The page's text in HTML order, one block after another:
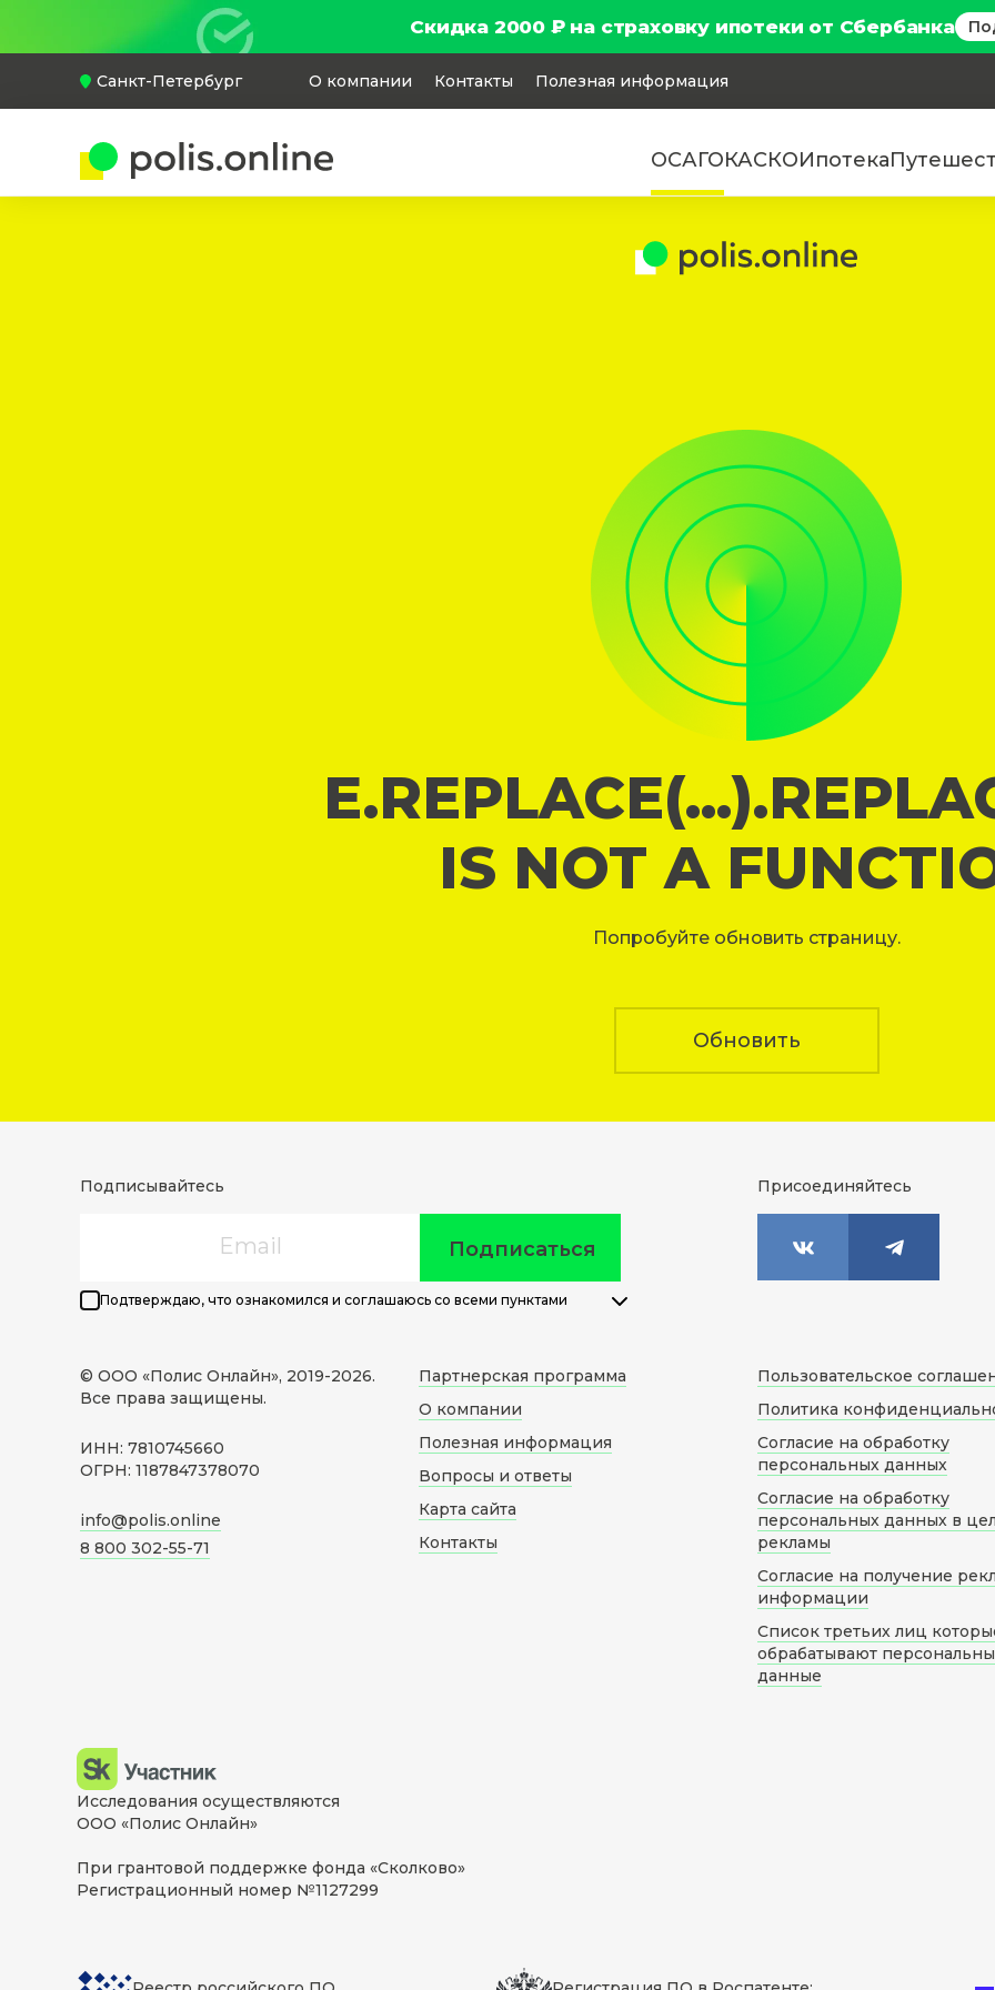
Скидка 2000 ₽ на страховку ипотеки от Сбербанка
Санкт-Петербург О компании Контакты Полезная информация
ОСАГОКАСКОИпотека
IS NOT A
Попробуйте обновить страницу.
Обновить
Подписывайтесь
Подписаться
Подтверждаю, что ознакомился и соглашаюсь со всеми пунктами
Присоединяйтесь
© ООО «Полис Онлайн», 2019-2026.
Все права защищены.
ИНН: 7810745660
ОГРН: 1187847378070
info@polis.online
8 800 302-55-71
Партнерская программа
О компании
Полезная информация
Вопросы и ответы
Карта сайта
Контакты
Пользовательское
Политика
Согласие на обработку
персональных данных
Согласие на обработку
персональных данных в
рекламы
Согласие на получение
информации
Список третьих лиц
обрабатывают
данные
Исследования осуществляются
ООО «Полис Онлайн»
При грантовой поддержке фонда «Сколково»
Регистрационный номер №1127299